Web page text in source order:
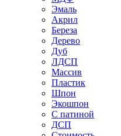
Эмаль
Акрил
Береза
Дерево
Дуб
ЛДСП
Массив
Пластик
Шпон
Экошпон
С патиной
ДСП